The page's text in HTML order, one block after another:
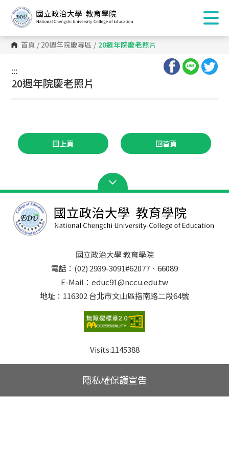
首頁 / 20週年院慶專區 / 20週年院慶老照片
:::
:::
20週年院慶老照片
回上頁 回首頁
國立政治大學 教育學院
電話：(02) 2939-3091#62077、66089
E-Mail：educ91@nccu.edu.tw
地址：116302 台北市文山區指南路二段64號
Visits:1145388
隱私權保護宣告